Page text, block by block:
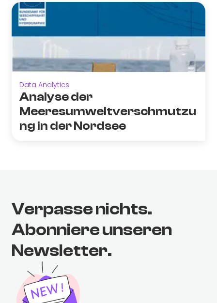
Data Analytics
Analyse der
Meeresumweltverschmutzu
ng in der Nordsee
Verpasse nichts.
Abonniere unseren
Newsletter.